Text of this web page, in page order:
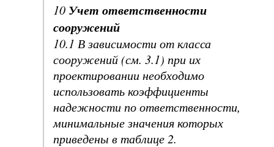
10 Учет ответственности
сооружений
10.1 В зависимости от класса
сооружений (см. 3.1) при их
проектировании необходимо
использовать коэффициенты
надежности по ответственности,
минимальные значения которых
приведены в таблице 2.